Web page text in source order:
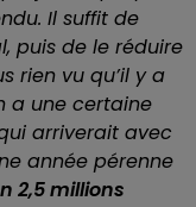
Il suffit de
puis de le réduire
rien vu qu’il y a
a une certaine
arriverait avec
année pérenne
2,5 millions